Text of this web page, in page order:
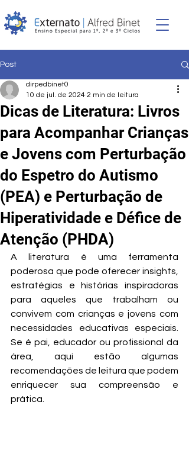
Post
Dicas de Literatura: Livros
para Acompanhar Crianças
e Jovens com Perturbação
do Espetro do Autismo
(PEA) e Perturbação de
Hiperatividade e Défice de
Atenção (PHDA)
dirpedbinet0
10 de jul. de 2024 2 min de leitura
A literatura é uma ferramenta
poderosa que pode oferecer insights,
estratégias e histórias inspiradoras
para aqueles que trabalham ou
convivem com crianças e jovens com
necessidades educativas especiais.
Se é pai, educador ou profissional da
área, aqui estão algumas
recomendações de leitura que podem
enriquecer sua compreensão e
prática.